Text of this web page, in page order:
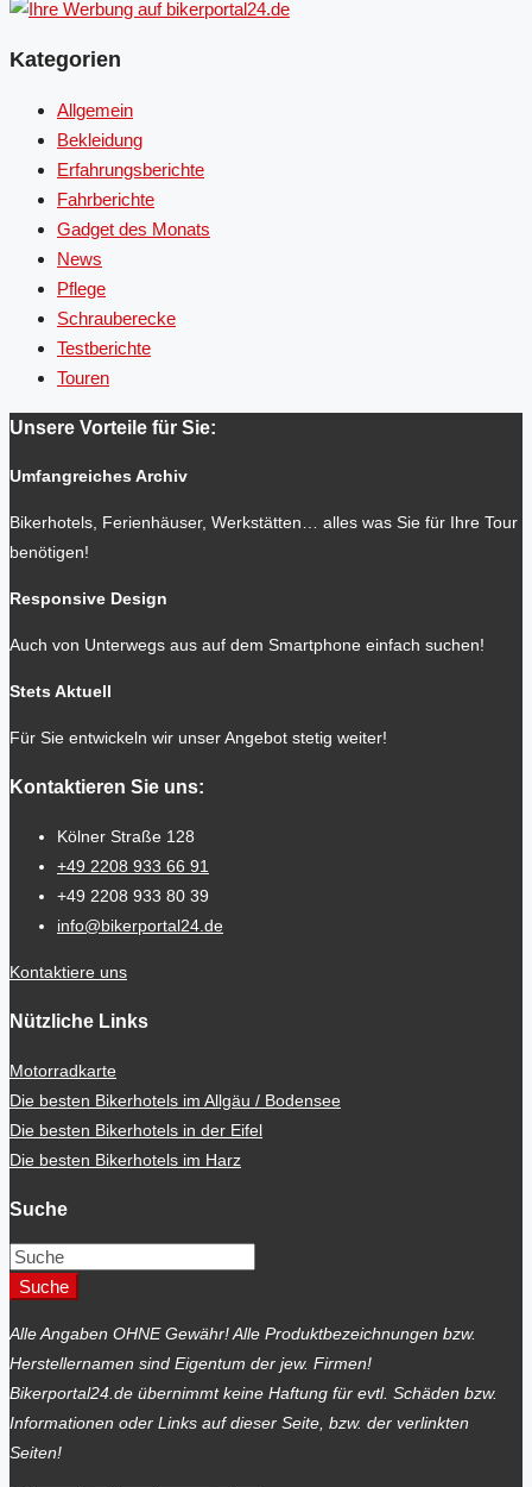
Kategorien
Allgemein
Bekleidung
Erfahrungsberichte
Fahrberichte
Gadget des Monats
News
Pflege
Schrauberecke
Testberichte
Touren
Unsere Vorteile für Sie:
Umfangreiches Archiv
Bikerhotels, Ferienhäuser, Werkstätten… alles was Sie für Ihre Tour
benötigen!
Responsive Design
Auch von Unterwegs aus auf dem Smartphone einfach suchen!
Stets Aktuell
Für Sie entwickeln wir unser Angebot stetig weiter!
Kontaktieren Sie uns:
Kölner Straße 128
+49 2208 933 66 91
+49 2208 933 80 39
info@bikerportal24.de
Kontaktiere uns
Nützliche Links
Motorradkarte
Die besten Bikerhotels im Allgäu / Bodensee
Die besten Bikerhotels in der Eifel
Die besten Bikerhotels im Harz
Suche
Suche
Alle Angaben OHNE Gewähr! Alle Produktbezeichnungen bzw.
Herstellernamen sind Eigentum der jew. Firmen!
Bikerportal24.de übernimmt keine Haftung für evtl. Schäden bzw.
Informationen oder Links auf dieser Seite, bzw. der verlinkten
Seiten!